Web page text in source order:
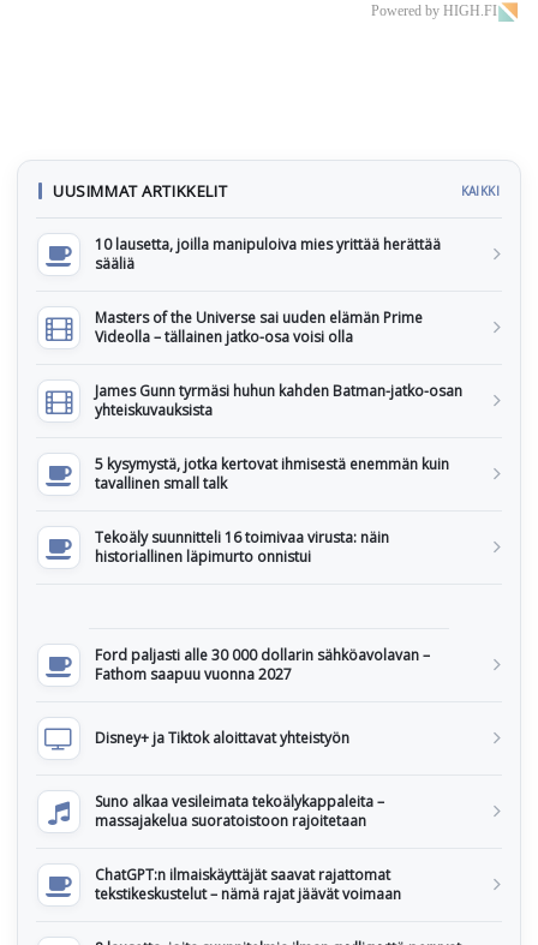
Powered by HIGH.FI
UUSIMMAT ARTIKKELIT KAIKKI
10 lausetta, joilla manipuloiva mies yrittää herättää
sääliä
Masters of the Universe sai uuden elämän Prime
Videolla – tällainen jatko-osa voisi olla
James Gunn tyrmäsi huhun kahden Batman-jatko-osan
yhteiskuvauksista
5 kysymystä, jotka kertovat ihmisestä enemmän kuin
tavallinen small talk
Tekoäly suunnitteli 16 toimivaa virusta: näin
historiallinen läpimurto onnistui
Ford paljasti alle 30 000 dollarin sähköavolavan –
Fathom saapuu vuonna 2027
Disney+ ja Tiktok aloittavat yhteistyön
Suno alkaa vesileimata tekoälykappaleita –
massajakelua suoratoistoon rajoitetaan
ChatGPT:n ilmaiskäyttäjät saavat rajattomat
tekstikeskustelut – nämä rajat jäävät voimaan